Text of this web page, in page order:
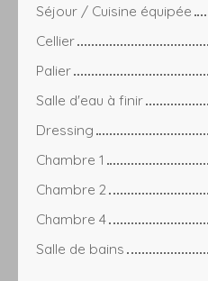
Séjour / Cuisine équipée
Cellier
Palier
Salle d'eau à finir
Dressing
Chambre 1
Chambre 2
Chambre 4
Salle de bains